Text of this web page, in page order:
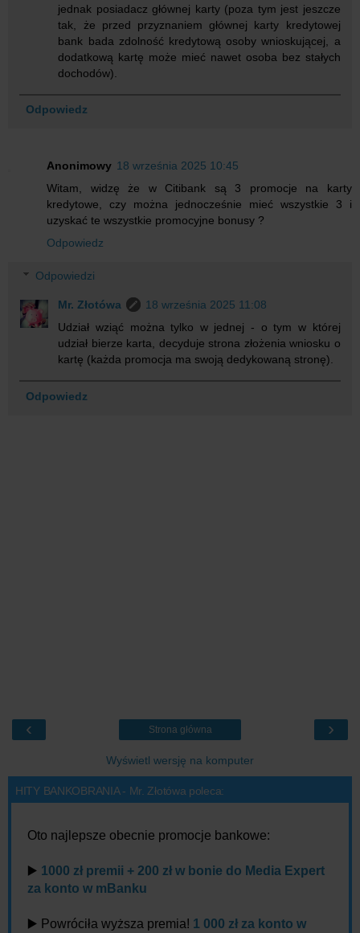
jednak posiadacz głównej karty (poza tym jest jeszcze
tak, że przed przyznaniem głównej karty kredytowej
bank bada zdolność kredytową osoby wnioskującej, a
dodatkową kartę może mieć nawet osoba bez stałych
dochodów).
Odpowiedz
Anonimowy 18 września 2025 10:45
Witam, widzę że w Citibank są 3 promocje na karty
kredytowe, czy można jednocześnie mieć wszystkie 3 i
uzyskać te wszystkie promocyjne bonusy ?
Odpowiedz
Odpowiedzi
Mr. Złotówa
18 września 2025 11:08
Udział wziąć można tylko w jednej - o tym w której
udział bierze karta, decyduje strona złożenia wniosku o
kartę (każda promocja ma swoją dedykowaną stronę).
Odpowiedz
‹ ›
Strona główna
Wyświetl wersję na komputer
HITY BANKOBRANIA - Mr. Złotówa poleca:
Oto najlepsze obecnie promocje bankowe:
▶️ 1000 zł premii + 200 zł w bonie do Media Expert
za konto w mBanku
▶️ Powróciła wyższa premia! 1 000 zł za konto w